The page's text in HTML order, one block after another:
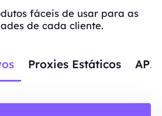
fáceis de usar para as
de cada cliente.
Proxies Estáticos